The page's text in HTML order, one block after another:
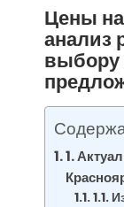
Цены
анализ
выбору
1.
1.1.